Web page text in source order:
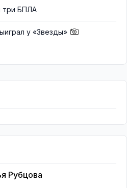
три БПЛА
у «Звезды»
Рубцова